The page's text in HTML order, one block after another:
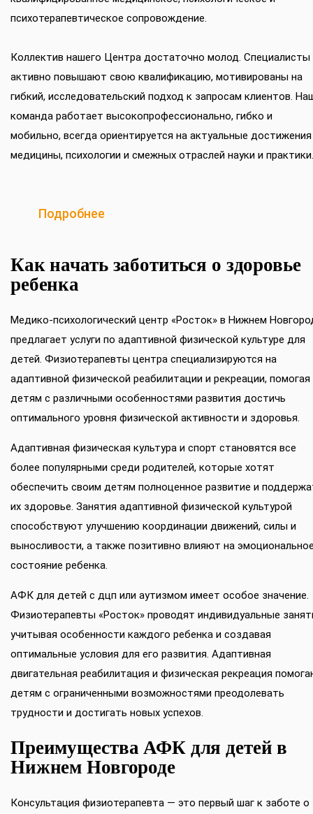
психотерапевтическое сопровождение.
Коллектив нашего Центра достаточно молод. Специалисты
активно повышают свою квалификацию, мотивированы на
гибкий, исследовательский подход к запросам клиентов.
команда работает высокопрофессионально, гибко и
мобильно, всегда ориентируется на актуальные достижения
медицины, психологии и смежных отраслей науки и практики.
Подробнее
Как начать заботиться о здоровье
ребенка
Медико-психологический центр «Росток» в Нижнем
предлагает услуги по адаптивной физической культуре для
детей. Физиотерапевты центра специализируются на
адаптивной физической реабилитации и рекреации, помогая
детям с различными особенностями развития достичь
оптимального уровня физической активности и здоровья.
Адаптивная физическая культура и спорт становятся все
более популярными среди родителей, которые хотят
обеспечить своим детям полноценное развитие и
их здоровье. Занятия адаптивной физической культурой
способствуют улучшению координации движений, силы и
выносливости, а также позитивно влияют на
состояние ребенка.
АФК для детей с дцп или аутизмом имеет особое значение.
Физиотерапевты «Росток» проводят индивидуальные
учитывая особенности каждого ребенка и создавая
оптимальные условия для его развития. Адаптивная
двигательная реабилитация и физическая рекреация
детям с ограниченными возможностями преодолевать
трудности и достигать новых успехов.
Преимущества АФК для детей в
Нижнем Новгороде
Консультация физиотерапевта — это первый шаг к заботе о